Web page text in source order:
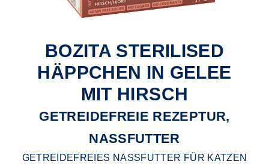
BOZITA STERILISED
HÄPPCHEN IN GELEE
MIT HIRSCH
GETREIDEFREIE REZEPTUR,
NASSFUTTER
GETREIDEFREIES NASSFUTTER FÜR KATZEN